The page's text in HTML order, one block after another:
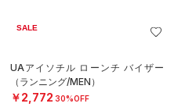
SALE
UAアイソチル ローンチ バイザー
（ランニング/MEN）
￥2,772 30%OFF